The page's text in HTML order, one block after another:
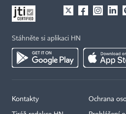
Stáhněte si aplikaci HN
Kontakty Ochrana